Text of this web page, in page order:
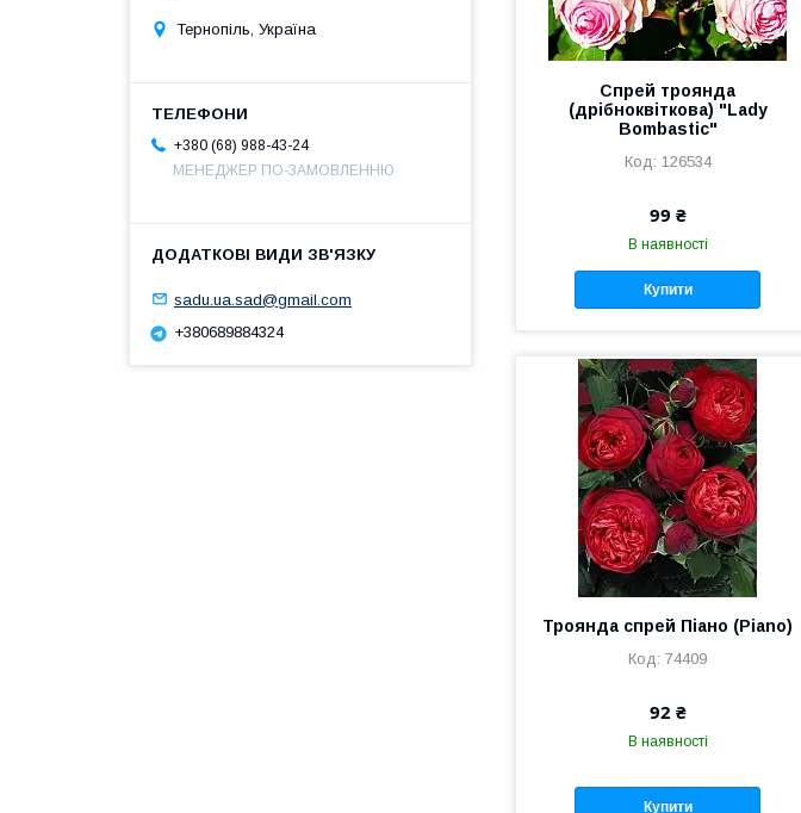
Спрей троянда
(дрібноквіткова) "Lady
Bombastic"
126534
99 ₴
В наявності
Купити
Троянда спрей Піано (Piano)
74409
92 ₴
В наявності
Купити
Тернопіль, Україна
+380 (68) 988-43-24
МЕНЕДЖЕР ПО-ЗАМОВЛЕННЮ
sadu.ua.sad@gmail.com
+380689884324